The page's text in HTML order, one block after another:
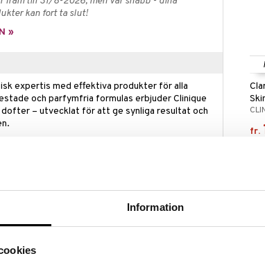
Information
kan fort ta slut!
»
expertis med effektiva produkter för alla
och parfymfria formulas erbjuder Clinique
dofter – utvecklat för att ge synliga resultat och
för kombinerad till fet hud.
Skin är utvecklad av hudläkare. Våra ledande
naturliga fuktbarriär. Den stärker hudens
fr.